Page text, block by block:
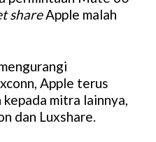
shareApple malah
Apple terus
mitra lainnya,
dan Luxshare.